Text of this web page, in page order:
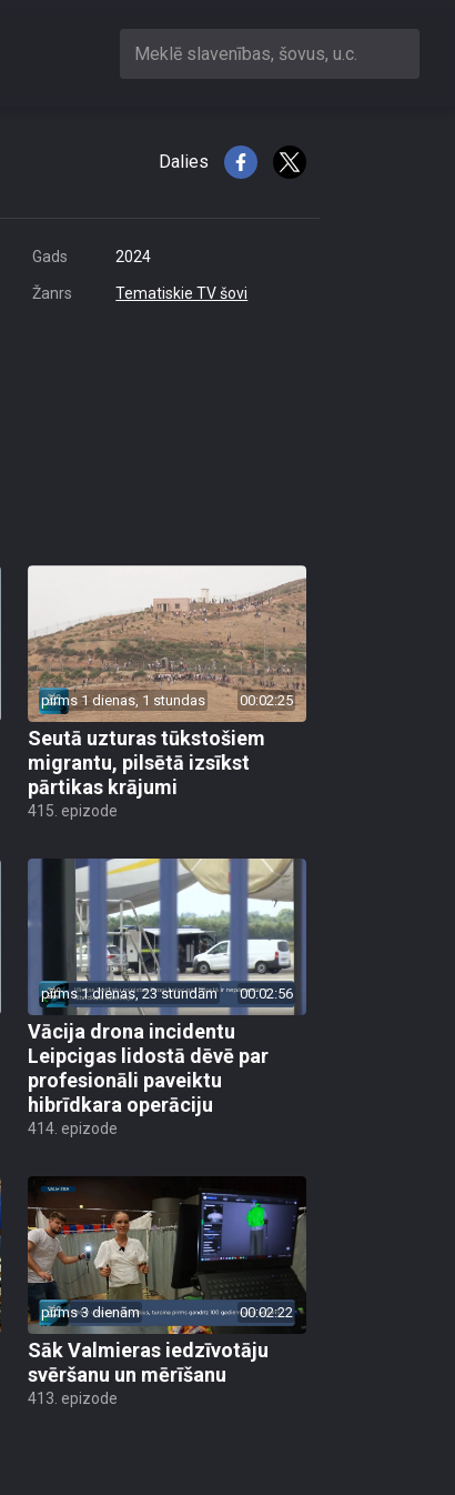
Meklē slavenības, šovus, u.c.
Dalies
Gads 2024
Žanrs Tematiskie TV šovi
pirms 1 dienas, 1 stundas 00:02:25
Seutā uzturas tūkstošiem
migrantu, pilsētā izsīkst
pārtikas krājumi
415. epizode
pirms 1 dienas, 23 stundām 00:02:56
Vācija drona incidentu
Leipcigas lidostā dēvē par
profesionāli paveiktu
hibrīdkara operāciju
414. epizode
pirms 3 dienām 00:02:22
Sāk Valmieras iedzīvotāju
svēršanu un mērīšanu
413. epizode